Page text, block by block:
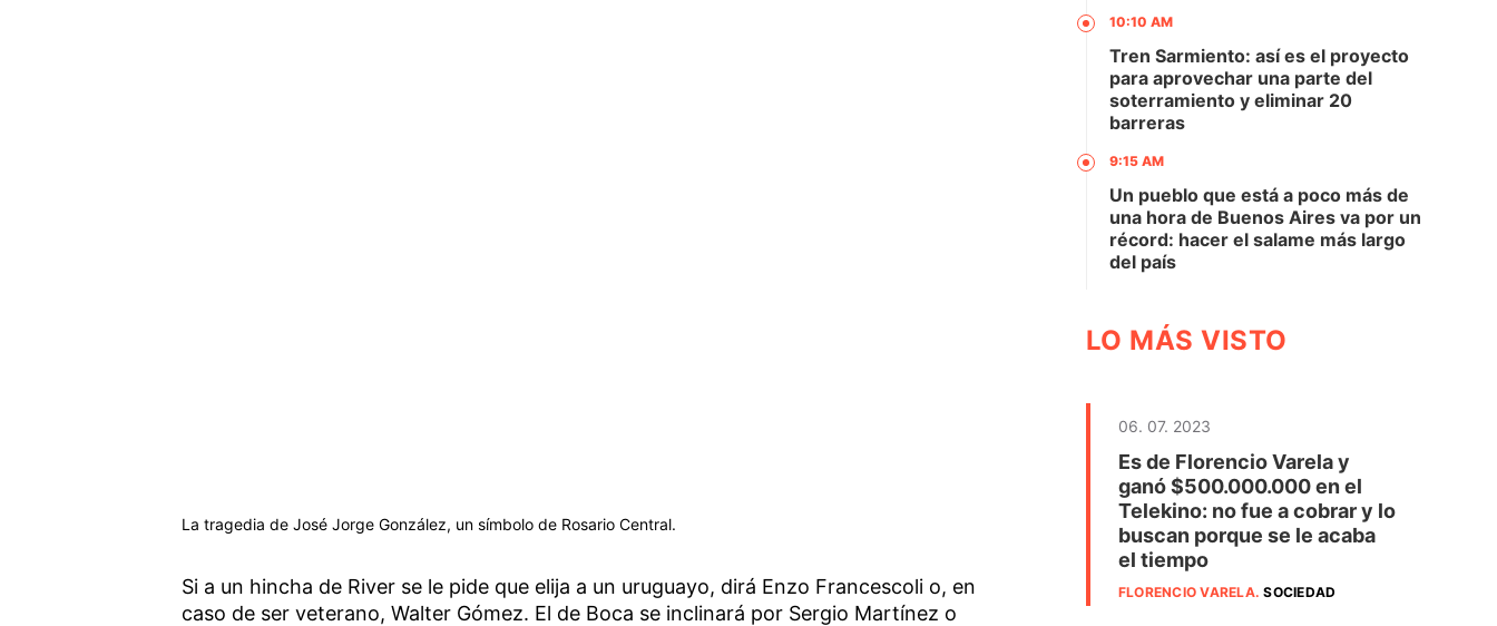
La tragedia de José Jorge González, un símbolo de Rosario Central.
Si a un hincha de River se le pide que elija a un uruguayo, dirá Enzo Francescoli o, en
caso de ser veterano, Walter Gómez. El de Boca se inclinará por Sergio Martínez o
10:10 AM
Tren Sarmiento: así es el proyecto
para aprovechar una parte del
soterramiento y eliminar 20
barreras
9:15 AM
Un pueblo que está a poco más de
una hora de Buenos Aires va por un
récord: hacer el salame más largo
del país
LO MÁS VISTO
06. 07. 2023
Es de Florencio Varela y
ganó $500.000.000 en el
Telekino: no fue a cobrar y lo
buscan porque se le acaba
el tiempo
FLORENCIO VARELA.SOCIEDAD